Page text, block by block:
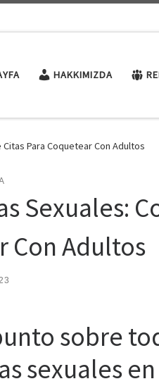
HAKKIMIZDA
Para Coquetear Con Adultos
Sexuales:
Con Adultos
sobre
sexuales